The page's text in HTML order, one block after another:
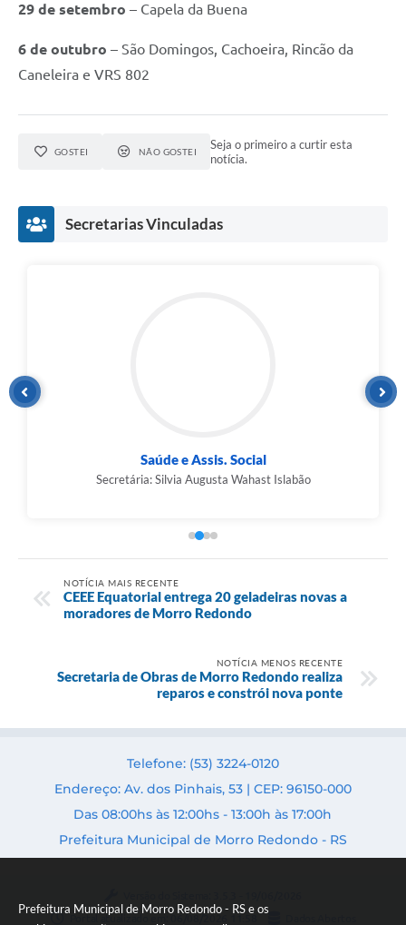
Prefeitura Municipal de Morro Redondo - RS e os
29 de setembro – Capela da Buena
6 de outubro – São Domingos, Cachoeira, Rincão da
Caneleira e VRS 802
GOSTEI NÃO GOSTEI
Seja o primeiro a curtir esta
notícia.
Secretarias Vinculadas
Saúde e Assis. Social
Secretária: Silvia Augusta Wahast Islabão
NOTÍCIA MAIS RECENTE
CEEE Equatorial entrega 20 geladeiras novas a
moradores de Morro Redondo
NOTÍCIA MENOS RECENTE
Secretaria de Obras de Morro Redondo realiza
reparos e constrói nova ponte
Telefone: (53) 3224-0120
Endereço: Av. dos Pinhais, 53 | CEP: 96150-000
Das 08:00hs às 12:00hs - 13:00h às 17:00h
Prefeitura Municipal de Morro Redondo - RS
Portal atualizado em: